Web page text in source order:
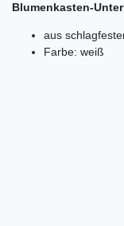
Blumenkasten-
aus
Farbe: weiß